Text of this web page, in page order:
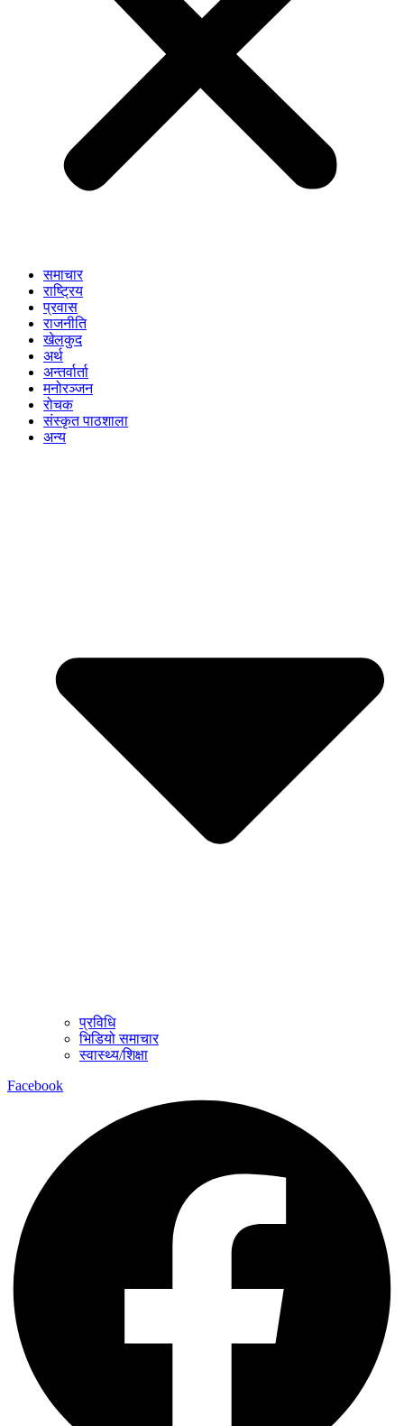
समाचार
राष्ट्रिय
प्रवास
राजनीति
खेलकुद
अर्थ
अन्तर्वार्ता
मनोरञ्जन
रोचक
संस्कृत पाठशाला
अन्य
प्रविधि
भिडियो समाचार
स्वास्थ्य/शिक्षा
Facebook